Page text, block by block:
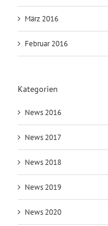
März 2016
Februar 2016
Kategorien
News 2016
News 2017
News 2018
News 2019
News 2020